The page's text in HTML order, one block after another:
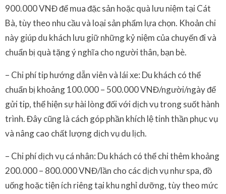
900.000 VNĐ để mua đặc sản hoặc quà lưu niệm tại Cát
Bà, tùy theo nhu cầu và loại sản phẩm lựa chọn. Khoản chi
này giúp du khách lưu giữ những kỷ niệm của chuyến đi và
chuẩn bị quà tặng ý nghĩa cho người thân, bạn bè.
– Chi phí tip hướng dẫn viên và lái xe: Du khách có thể
chuẩn bị khoảng 100.000 – 500.000 VNĐ/người/ngày để
gửi tip, thể hiện sự hài lòng đối với dịch vụ trong suốt hành
trình. Đây cũng là cách góp phần khích lệ tinh thần phục vụ
và nâng cao chất lượng dịch vụ du lịch.
– Chi phí dịch vụ cá nhân: Du khách có thể chi thêm khoảng
200.000 – 800.000 VNĐ/lần cho các dịch vụ như spa, đồ
uống hoặc tiện ích riêng tại khu nghỉ dưỡng, tùy theo mức